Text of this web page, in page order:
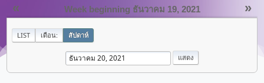
« »
Week beginning ธันวาคม 19, 2021
LIST เดือน: สัปดาห์